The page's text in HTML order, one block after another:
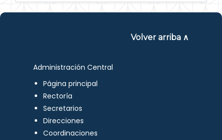
Volver arriba ∧
Administración Central
Página principal
Rectoría
Secretarios
Direcciones
Coordinaciones